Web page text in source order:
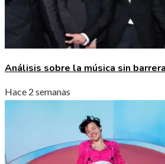
Análisis sobre la música sin
Hace 2 semanas